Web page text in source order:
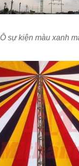
Ô sự kiện màu xanh